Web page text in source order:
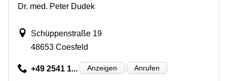
Dr. med. Peter Dudek
Schüppenstraße 19
48653 Coesfeld
+49 2541 1... Anzeigen Anrufen